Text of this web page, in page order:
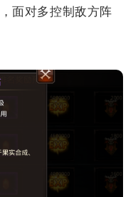
面对多控制敌方阵